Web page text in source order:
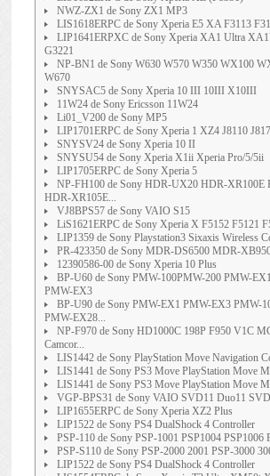
NWZ-ZX1 de Sony ZX1 MP3
LIS1618ERPC de Sony Xperia E5 XA F3113
LIP1641ERPXC de Sony Xperia XA1 Ultra
G3221
NP-BN1 de Sony W630 W570 W350 WX100
W670
SNYSAC5 de Sony Xperia 10 III 10III X10III
11W24 de Sony Ericsson 11W24
Li01_V200 de Sony MP5
LIP1701ERPC de Sony Xperia 1 XZ4 J8110
SNYSV24 de Sony Xperia 10 II
SNYSU54 de Sony Xperia X1ii Xperia Pro/5/5ii
LIP1705ERPC de Sony Xperia 5
NP-FH100 de Sony HDR-UX20 HDR-XR100E
HDR-XR105E...
VJ8BPS57 de Sony VAIO S15
LiS1621ERPC de Sony Xperia X F5152 F5121
LIP1359 de Sony Playstation3 Sixaxis Wireless
PR-423350 de Sony MDR-DS6500 MDR-
12390586-00 de Sony Xperia 10 Plus
BP-U60 de Sony PMW-100PMW-200 PMW-
PMW-EX3
BP-U90 de Sony PMW-EX1 PMW-EX3 PMW-
PMW-EX28...
NP-F970 de Sony HD1000C 198P F950 V1C
Camcor...
LIS1442 de Sony PlayStation Move Navigation
LIS1441 de Sony PS3 Move PlayStation Move
LIS1441 de Sony PS3 Move PlayStation Move
VGP-BPS31 de Sony VAIO SVD11 Duo11
LIP1655ERPC de Sony Xperia XZ2 Plus
LIP1522 de Sony PS4 DualShock 4 Controller
PSP-110 de Sony PSP-1001 PSP1004 PSP1006
PSP-S110 de Sony PSP-2000 2001 PSP-3000
LIP1522 de Sony PS4 DualShock 4 Controller